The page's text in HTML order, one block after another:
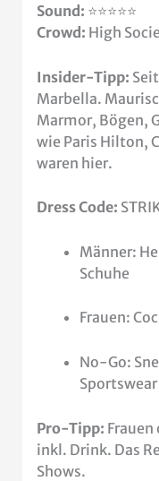
Sound: ⭐⭐⭐⭐⭐
Crowd: High
Insider-Tipp:
Marbella.
Marmor, Bögen,
wie Paris Hilton,
waren hier.
Dress Code:
Männer:
Schuhe
Frauen:
No-Go:
Sportswear
Pro-Tipp:
inkl. Drink. Das
Shows.